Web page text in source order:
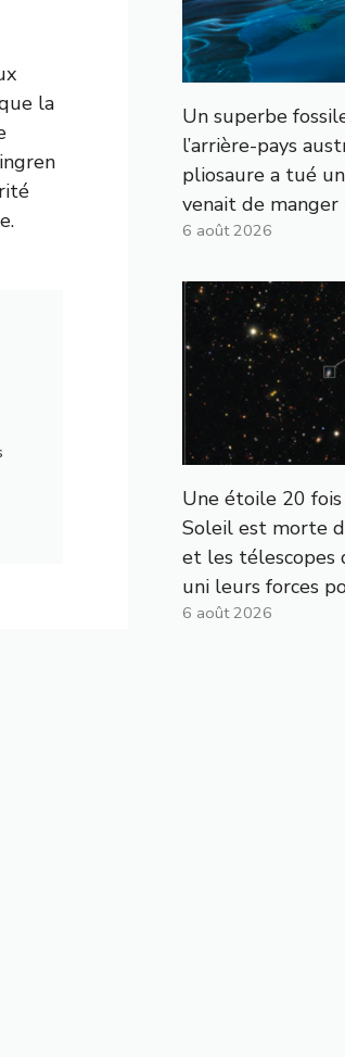
la
Un superbe
l’arrière-pays
pliosaure a tué
venait de
6 août 2026
Une étoile 20
Soleil est morte
et les télescopes
uni leurs forces
6 août 2026